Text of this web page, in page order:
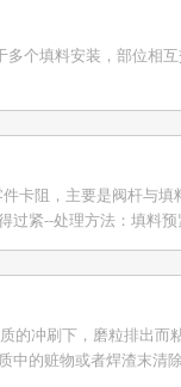
个填料安装，部位相
卡阻，主要是阀杆与填
过紧--处理方法：填料
的冲刷下，磨粒排出而
中的赃物或者焊渣末清